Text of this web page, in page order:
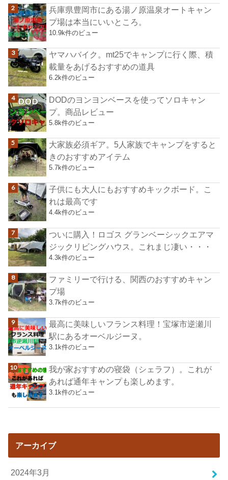
兵庫県豊岡市にある湯ノ原温泉オートキャン
プ場は本当にいいところ。
10.9k件のビュー
ヤマハバイク。mt25でキャンプに行く際、積
載量をあげるおすすめの道具
6.2k件のビュー
DODのヨンヨンベースを使ってソロキャン
プ。商品レビュー
5.8k件のビュー
大家族必須ギア。5人家族でキャンプをすると
きのおすすめアイテム
5.7k件のビュー
子供にも大人にもおすすめキックボード。こ
れは最高です
4.4k件のビュー
ついに購入！ロゴス グランベーシックエアマ
ジックリビングハウス。これまじ凄い・・・
4.3k件のビュー
ファミリーで行ける、関西のおすすめキャン
プ場
3.7k件のビュー
最高に美味しいフランス料理！宝塚市逆瀬川
駅にあるオーベルジーヌ。
3.1k件のビュー
我が家おすすめの寝袋（シェラフ）。これが
あれば通年キャンプも楽しめます。
3.1k件のビュー
アーカイブ
2024年3月